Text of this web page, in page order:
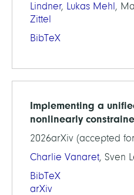
Lindner, Lukas Mehl,
Zittel
BibTeX
Implementing a
nonlinearly
2026arXiv (accepted
Charlie Vanaret, Sven
BibTeX
arXiv